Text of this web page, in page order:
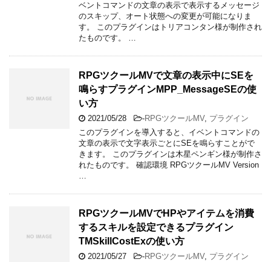
ベントコマンドの文章の表示で表示するメッセージ
のスキップ、オート状態への変更が可能になりま
す。 このプラグインはトリアコンタン様が制作され
たものです。 …
RPGツクールMVで文章の表示中にSEを
鳴らすプラグインMPP_MessageSEの使
い方
2021/05/28 -RPGツクールMV, プラグイン
このプラグインを導入すると、イベントコマンドの
文章の表示で文字表示ごとにSEを鳴らすことがで
きます。 このプラグインは木星ペンギン様が制作さ
れたものです。 確認環境 RPGツクールMV Version
…
RPGツクールMVでHPやアイテムを消費
するスキルを設定できるプラグイン
TMSkillCostExの使い方
2021/05/27 -RPGツクールMV, プラグイン